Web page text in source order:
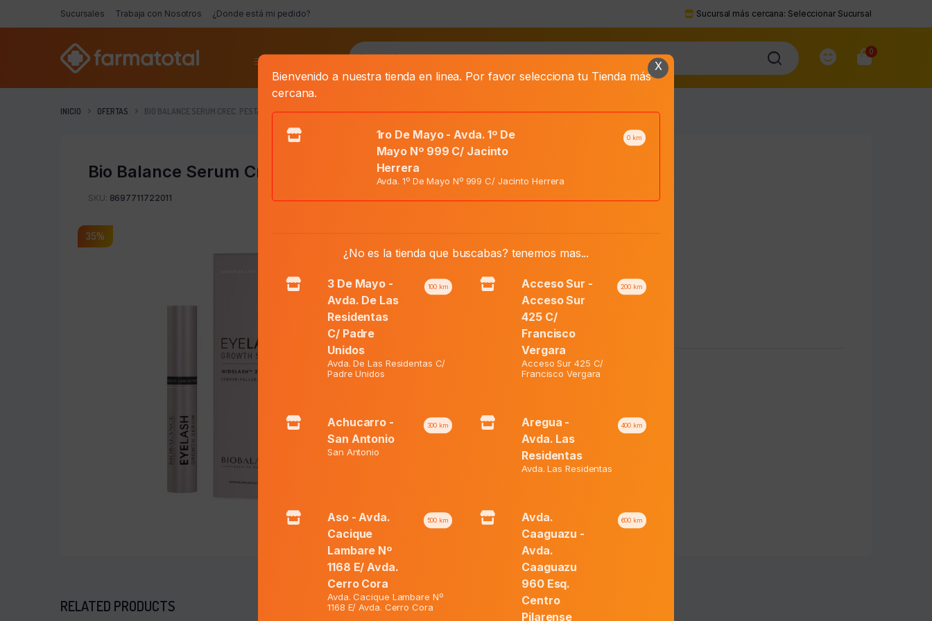
Sucursales Trabaja con Nosotros ¿Donde está mi pedido? Sucursal más cercana: Seleccionar Sucursal
0
INICIO OFERTAS BIO BALANCE SERUM CREC. PESTAÑAS X 6 ML
Bio Balance Serum Crec. Pestañas X 6 Ml
SKU: 8697711722011
35%
precio
era:
₲ 154.300.
Precio Web:₲100.300 El
actual
es:
₲ 100.300.
Pestañas
quantity
Añadir al carrito
RELATED PRODUCTS
X
Bienvenido a nuestra tienda en linea. Por favor selecciona tu Tienda más
cercana.
1ro De Mayo - Avda. 1º De
Mayo Nº 999 C/ Jacinto
Herrera
0 km
Avda. 1º De Mayo Nº 999 C/ Jacinto Herrera
¿No es la tienda que buscabas? tenemos mas...
3 De Mayo -
Avda. De Las
Residentas
C/ Padre
Unidos
100 km
Avda. De Las Residentas C/
Padre Unidos
Acceso Sur -
Acceso Sur
425 C/
Francisco
Vergara
200 km
Acceso Sur 425 C/
Francisco Vergara
Achucarro -
San Antonio
300 km
San Antonio
Aregua -
Avda. Las
Residentas
400 km
Avda. Las Residentas
Aso - Avda.
Cacique
Lambare Nº
1168 E/ Avda.
Cerro Cora
500 km
Avda. Cacique Lambare Nº
1168 E/ Avda. Cerro Cora
Avda.
Caaguazu -
Avda.
Caaguazu
960 Esq.
Centro
Pilarense
600 km